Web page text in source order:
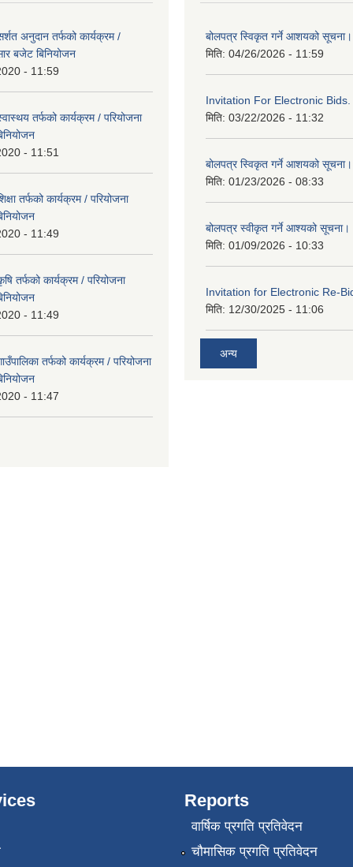
अनुदान तर्फको कार्यक्रम /
बजेट बिनियोजन
- 11:59
तर्फको कार्यक्रम / परियोजना
- 11:51
तर्फको कार्यक्रम / परियोजना
- 11:49
तर्फको कार्यक्रम / परियोजना
- 11:49
तर्फको कार्यक्रम / परियोजना
- 11:47
बोलपत्र स्विकृत गर्ने आशयको सूचना।
मिति: 04/26/2026 - 11:59
Invitation For Electronic Bids.
मिति: 03/22/2026 - 11:32
बोलपत्र स्विकृत गर्ने आशयको सूचना।
मिति: 01/23/2026 - 08:33
बोलपत्र स्वीकृत गर्ने आश्यको सूचना।
मिति: 01/09/2026 - 10:33
Invitation for Electronic Re-
मिति: 12/30/2025 - 11:06
अन्य
Reports
वार्षिक प्रगति प्रतिवेदन
चौमासिक प्रगति प्रतिवेदन